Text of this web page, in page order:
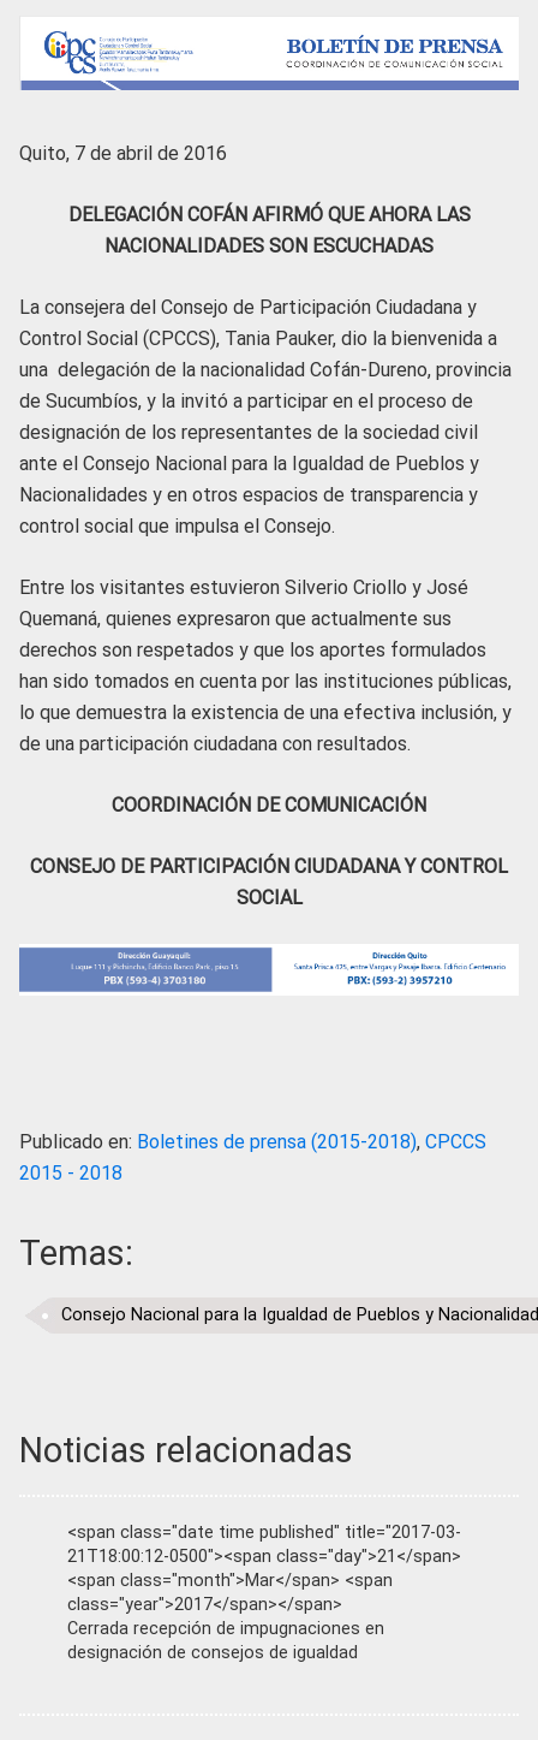
Quito, 7 de abril de 2016
DELEGACIÓN COFÁN AFIRMÓ QUE AHORA LAS
NACIONALIDADES SON ESCUCHADAS
La consejera del Consejo de Participación Ciudadana y
Control Social (CPCCS), Tania Pauker, dio la bienvenida a
una delegación de la nacionalidad Cofán-Dureno, provincia
de Sucumbíos, y la invitó a participar en el proceso de
designación de los representantes de la sociedad civil
ante el Consejo Nacional para la Igualdad de Pueblos y
Nacionalidades y en otros espacios de transparencia y
control social que impulsa el Consejo.
Entre los visitantes estuvieron Silverio Criollo y José
Quemaná, quienes expresaron que actualmente sus
derechos son respetados y que los aportes formulados
han sido tomados en cuenta por las instituciones públicas,
lo que demuestra la existencia de una efectiva inclusión, y
de una participación ciudadana con resultados.
COORDINACIÓN DE COMUNICACIÓN
CONSEJO DE PARTICIPACIÓN CIUDADANA Y CONTROL
SOCIAL
Publicado en: Boletines de prensa (2015-2018), CPCCS
2015 - 2018
Temas:
Consejo Nacional para la Igualdad de Pueblos y
Noticias relacionadas
<span class="date time published" title="2017-03-
21T18:00:12-0500"><span class="day">21</span>
<span class="month">Mar</span> <span
class="year">2017</span></span>
Cerrada recepción de impugnaciones en
designación de consejos de igualdad